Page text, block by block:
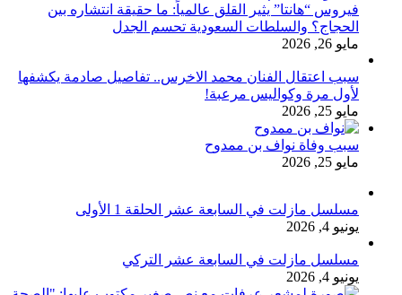
فيروس “هانتا” يثير القلق عالمياً: ما حقيقة انتشاره بين
الحجاج؟ والسلطات السعودية تحسم الجدل
مايو 26, 2026
سبب اعتقال الفنان محمد الاخرس.. تفاصيل صادمة يكشفها
لأول مرة وكواليس مرعبة!
مايو 25, 2026
سبب وفاة نواف بن ممدوح
مايو 25, 2026
مسلسل مازلت في السابعة عشر الحلقة 1 الأولى
يونيو 4, 2026
مسلسل مازلت في السابعة عشر التركي
يونيو 4, 2026